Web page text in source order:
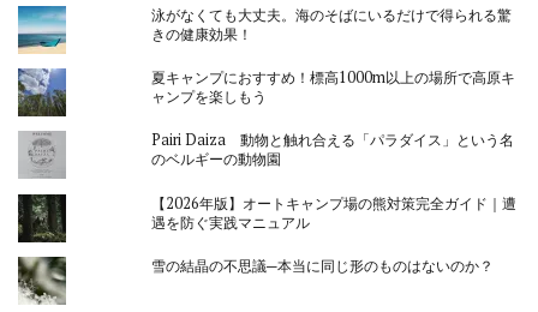
泳がなくても大丈夫。海のそばにいるだけで得られる驚
きの健康効果！
夏キャンプにおすすめ！標高1000m以上の場所で高原キ
ャンプを楽しもう
Pairi Daiza 動物と触れ合える「パラダイス」という名
のベルギーの動物園
【2026年版】オートキャンプ場の熊対策完全ガイド｜遭
遇を防ぐ実践マニュアル
雪の結晶の不思議─本当に同じ形のものはないのか？